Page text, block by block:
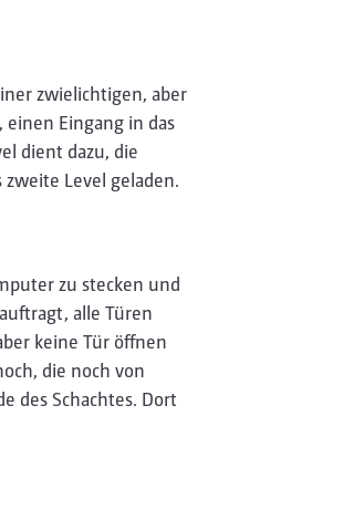
zwielichtigen, aber
einen Eingang in das
dient dazu, die
Level geladen.
zu stecken und
alle Türen
keine Tür öffnen
die noch von
des Schachtes. Dort